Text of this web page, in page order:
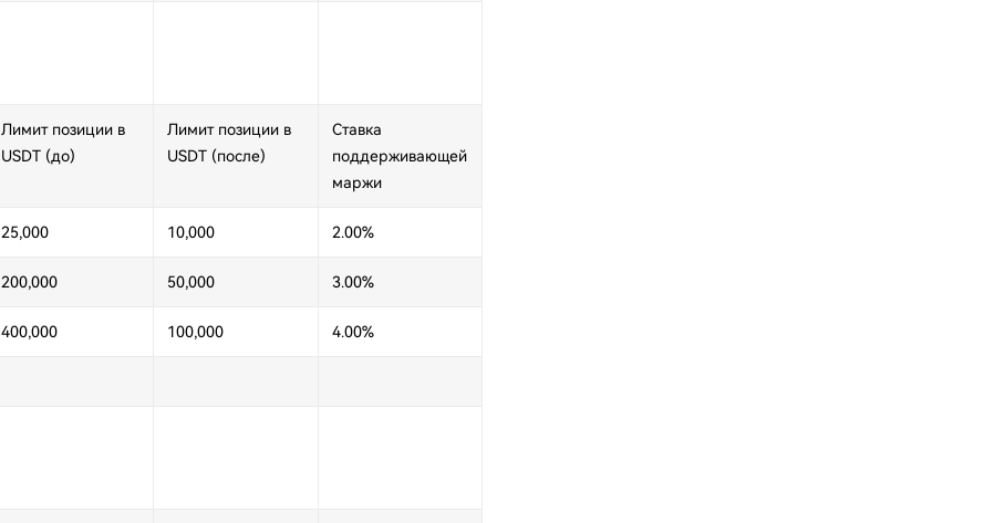
Лимит позиции в
USDT (до)
Лимит позиции в
USDT (после)
Ставка
поддерживающей
маржи
25,000 10,000 2.00%
200,000 50,000 3.00%
400,000 100,000 4.00%